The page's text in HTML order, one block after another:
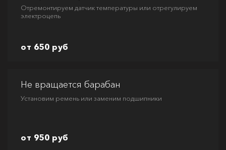
Отремонтируем датчик температуры или отрегулируем
электроцепь
от 650 руб
Не вращается барабан
Установим ремень или заменим подшипники
от 950 руб